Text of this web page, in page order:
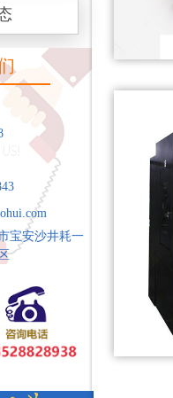
宝安沙井耗一